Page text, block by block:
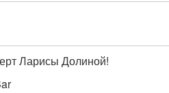
Ларисы Долиной!